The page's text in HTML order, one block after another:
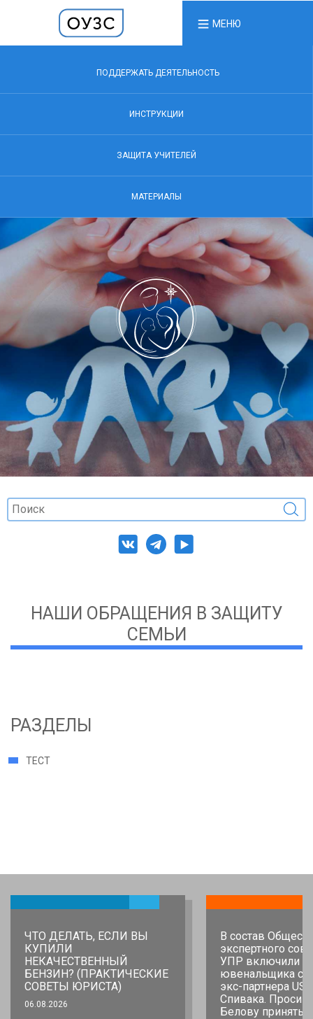
МЕНЮ
ПОДДЕРЖАТЬ ДЕЯТЕЛЬНОСТЬ
ИНСТРУКЦИИ
ЗАЩИТА УЧИТЕЛЕЙ
МАТЕРИАЛЫ
НАШИ ОБРАЩЕНИЯ В ЗАЩИТУ
СЕМЬИ
РАЗДЕЛЫ
ТЕСТ
ЧТО ДЕЛАТЬ, ЕСЛИ ВЫ
КУПИЛИ
НЕКАЧЕСТВЕННЫЙ
БЕНЗИН? (ПРАКТИЧЕСКИЕ
СОВЕТЫ ЮРИСТА)
06.08.2026
В состав
экспертного
УПР включили
ювенальщика со
экс-партнера
Спивака.
Белову принять